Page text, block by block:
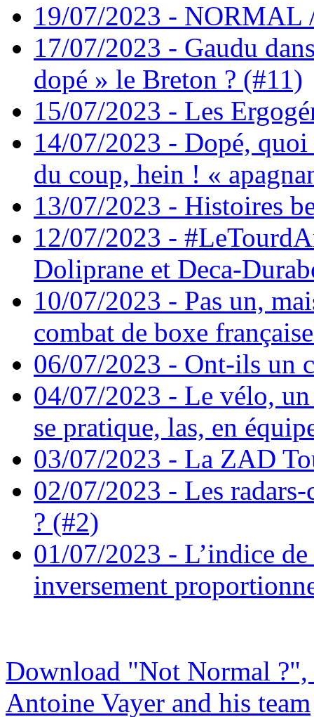
19/07/2023 -
17/07/2023 - Gaudu
dopé » le Breton ? (#11)
15/07/2023 - Les
14/07/2023 - Dopé,
du coup, hein ! «
13/07/2023 - Histoires
12/07/2023 -
Doliprane et Deca-
10/07/2023 - Pas un,
combat de boxe
06/07/2023 - Ont-ils un
04/07/2023 - Le vélo,
se pratique, las, en
03/07/2023 - La ZAD
02/07/2023 - Les
? (#2)
01/07/2023 - L’indice
inversement
Download "Not Normal ?",
Antoine Vayer and his team